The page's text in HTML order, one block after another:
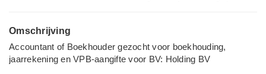
Omschrijving
Accountant of Boekhouder gezocht voor boekhouding,
jaarrekening en VPB-aangifte voor BV: Holding BV